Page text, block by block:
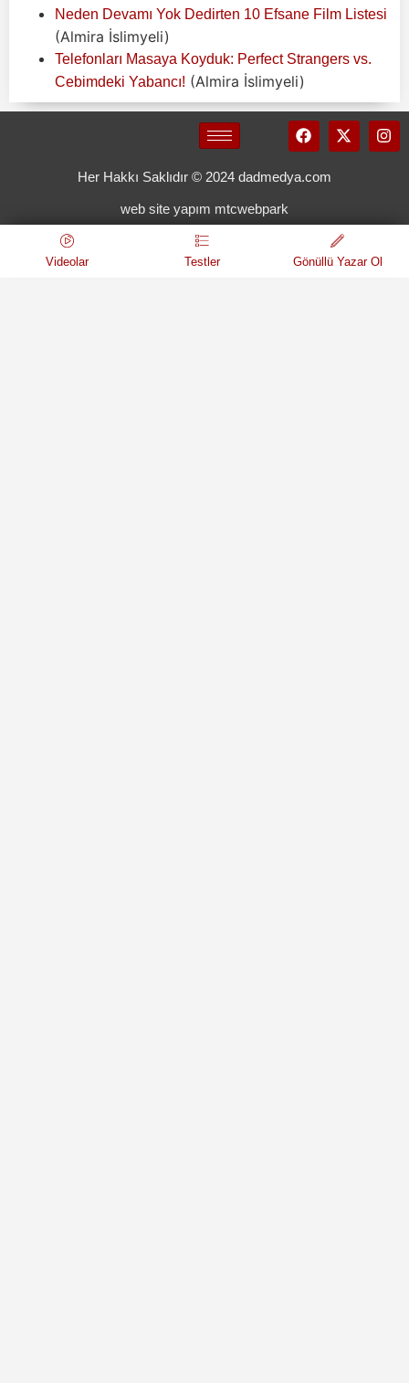
Neden Devamı Yok Dedirten 10 Efsane Film Listesi
(Almira İslimyeli)
Telefonları Masaya Koyduk: Perfect Strangers vs.
Cebimdeki Yabancı! (Almira İslimyeli)
Her Hakkı Saklıdır © 2024 dadmedya.com
web site yapım mtcwebpark
Videolar Testler Gönüllü Yazar Ol